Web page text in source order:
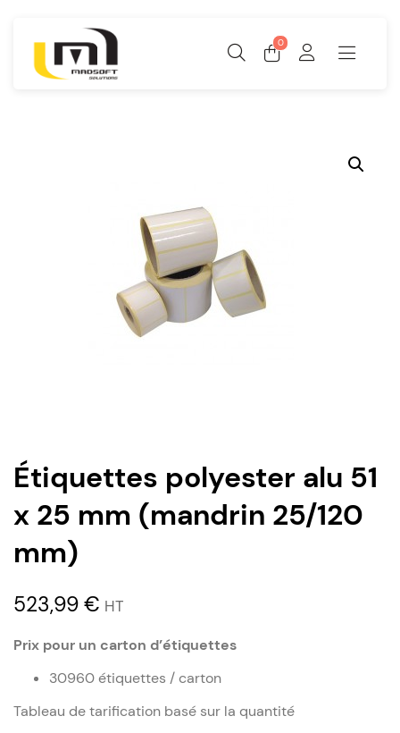
Étiquettes polyester alu 51
x 25 mm (mandrin 25/120
mm)
523,99 € HT
Prix pour un carton d’étiquettes
30960 étiquettes / carton
Tableau de tarification basé sur la quantité